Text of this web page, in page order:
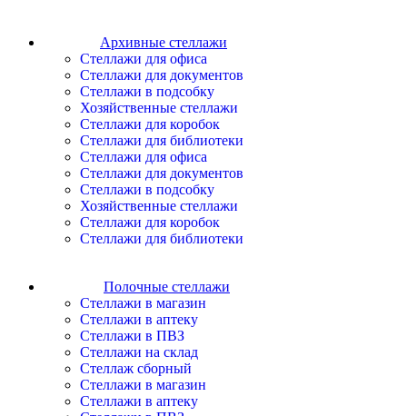
Архивные стеллажи
Стеллажи для офиса
Стеллажи для документов
Стеллажи в подсобку
Хозяйственные стеллажи
Стеллажи для коробок
Стеллажи для библиотеки
Стеллажи для офиса
Стеллажи для документов
Стеллажи в подсобку
Хозяйственные стеллажи
Стеллажи для коробок
Стеллажи для библиотеки
Полочные стеллажи
Cтеллажи в магазин
Cтеллажи в аптеку
Cтеллажи в ПВЗ
Cтеллажи на склад
Стеллаж сборный
Cтеллажи в магазин
Cтеллажи в аптеку